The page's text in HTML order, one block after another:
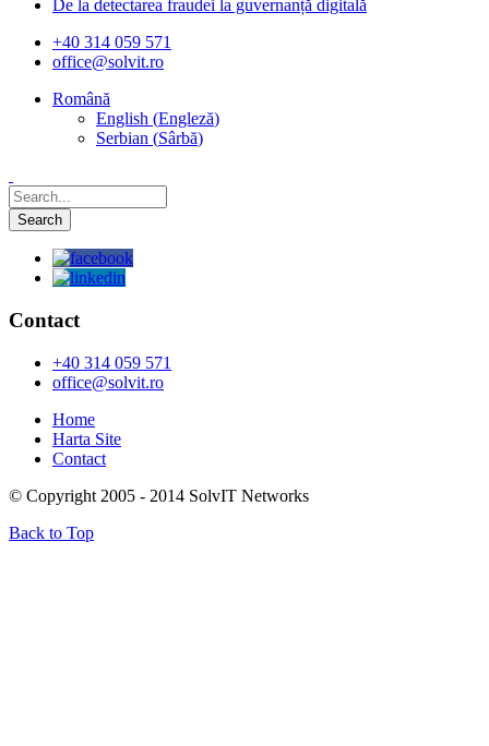
De la detectarea fraudei la guvernanță digitală
+40 314 059 571
office@solvit.ro
Română
English (Engleză)
Serbian (Sârbă)
Contact
+40 314 059 571
office@solvit.ro
Home
Harta Site
Contact
© Copyright 2005 - 2014 SolvIT Networks
Back to Top